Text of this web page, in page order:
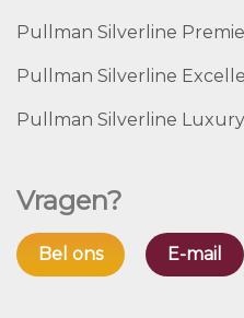
Pullman Silverline
Pullman Silverline
Pullman Silverline Luxury
Vragen?
Bel ons E-mail